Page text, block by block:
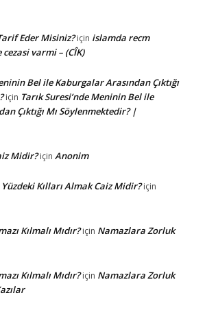
Eder Misiniz?için islamda recm
varmi – (CÎK)
Bel ile Kaburgalar Arasından Çıktığı
için Tarık Suresi’nde Meninin Bel ile
Çıktığı Mı Söylenmektedir? |
Midir?için Anonim
Kılları Almak Caiz Midir?için
Kılmalı Mıdır?için Namazlara Zorluk
Kılmalı Mıdır?için Namazlara Zorluk